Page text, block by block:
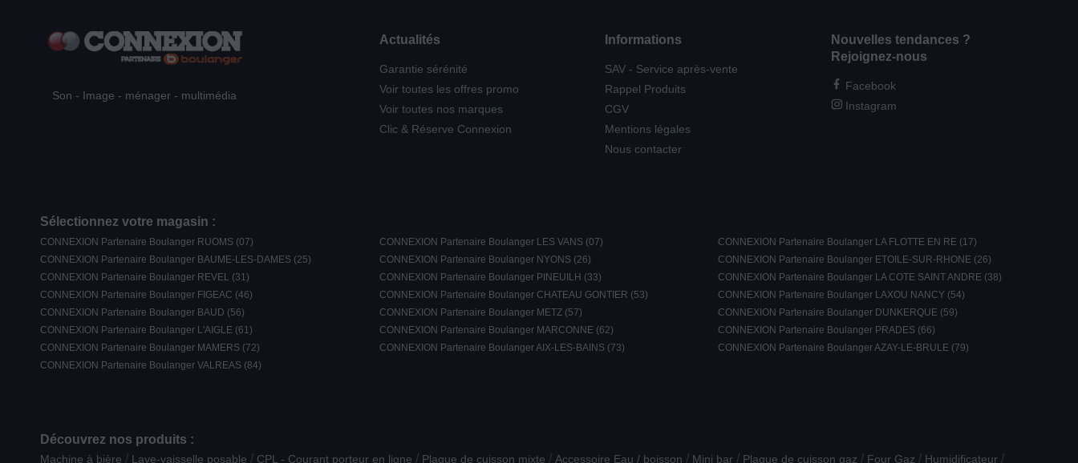
Son - Image - ménager - multimédia
Actualités
Garantie sérénité
Voir toutes les offres promo
Voir toutes nos marques
Clic & Réserve Connexion
Informations
SAV - Service après-vente
Rappel Produits
CGV
Mentions légales
Nous contacter
Nouvelles tendances ?
Rejoignez-nous
Facebook
Instagram
Sélectionnez votre magasin :
CONNEXION Partenaire Boulanger RUOMS (07) CONNEXION Partenaire Boulanger LES VANS (07)
CONNEXION Partenaire Boulanger LA FLOTTE EN RE (17)
CONNEXION Partenaire Boulanger BAUME-LES-DAMES (25)
CONNEXION Partenaire Boulanger NYONS (26)
CONNEXION Partenaire Boulanger ETOILE-SUR-RHONE (26)
CONNEXION Partenaire Boulanger REVEL (31)
CONNEXION Partenaire Boulanger PINEUILH (33)
CONNEXION Partenaire Boulanger LA COTE SAINT ANDRE (38)
CONNEXION Partenaire Boulanger FIGEAC (46)
CONNEXION Partenaire Boulanger CHATEAU GONTIER (53)
CONNEXION Partenaire Boulanger LAXOU NANCY (54)
CONNEXION Partenaire Boulanger BAUD (56)
CONNEXION Partenaire Boulanger METZ (57)
CONNEXION Partenaire Boulanger DUNKERQUE (59)
CONNEXION Partenaire Boulanger L'AIGLE (61)
CONNEXION Partenaire Boulanger MARCONNE (62)
CONNEXION Partenaire Boulanger PRADES (66)
CONNEXION Partenaire Boulanger MAMERS (72)
CONNEXION Partenaire Boulanger AIX-LES-BAINS (73)
CONNEXION Partenaire Boulanger AZAY-LE-BRULE (79)
CONNEXION Partenaire Boulanger VALREAS (84)
Découvrez nos produits :
Machine à bière / Lave-vaisselle posable / CPL - Courant porteur en ligne / Plaque de cuisson mixte / Accessoire Eau / boisson / Mini bar / Plaque de cuisson gaz / Four Gaz / Humidificateur /